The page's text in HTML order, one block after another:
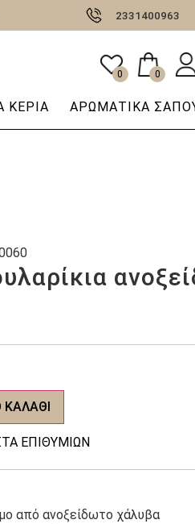
2331400963
0 0
ΚΕΡΙΆ AΡΩΜΑΤΙΚΆ
από ανοξείδωτο χάλυβα
ΕΠΙΘΥΜΙΏΝ